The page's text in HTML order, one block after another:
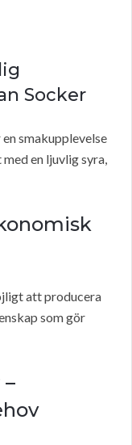
Socker
smakupplevelse
en ljuvlig syra,
att producera
som gör